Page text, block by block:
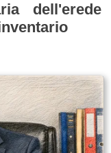
dell'erede